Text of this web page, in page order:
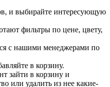
и выбирайте интересующую
фильтры по цене, цвету,
с нашими менеджерами по
в корзину.
зайти в корзину и
или удалить из нее какие-